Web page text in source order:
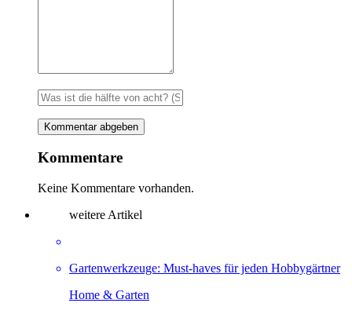
Kommentare
Keine Kommentare vorhanden.
weitere Artikel
Gartenwerkzeuge: Must-haves für jeden Hobbygärtner
Home & Garten